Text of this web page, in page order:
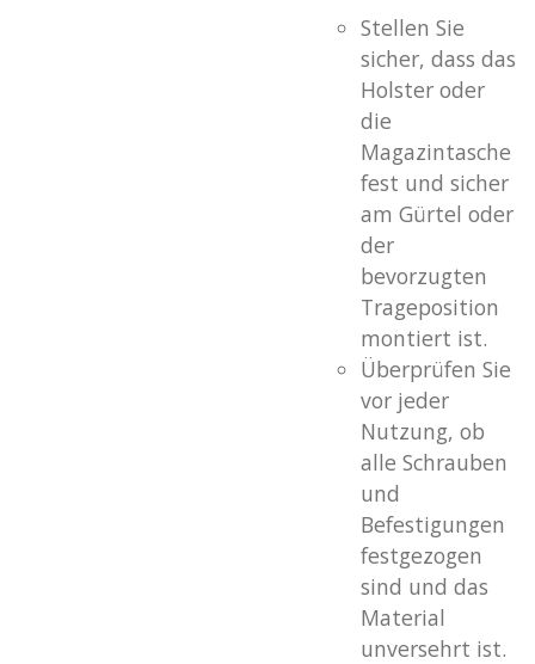
Stellen Sie
sicher, dass das
Holster oder
die
Magazintasche
fest und sicher
am Gürtel oder
der
bevorzugten
Trageposition
montiert ist.
Überprüfen Sie
vor jeder
Nutzung, ob
alle Schrauben
und
Befestigungen
festgezogen
sind und das
Material
unversehrt ist.